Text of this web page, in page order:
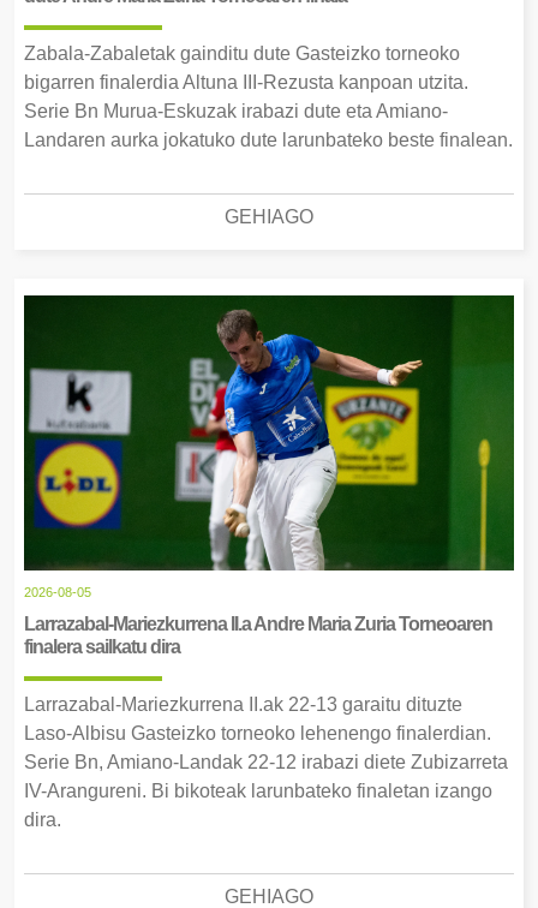
Zabala-Zabaletak gainditu dute Gasteizko torneoko
bigarren finalerdia Altuna III-Rezusta kanpoan utzita.
Serie Bn Murua-Eskuzak irabazi dute eta Amiano-
Landaren aurka jokatuko dute larunbateko beste finalean.
GEHIAGO
2026-08-05
Larrazabal-Mariezkurrena II.a Andre Maria Zuria Torneoaren
finalera sailkatu dira
Larrazabal-Mariezkurrena II.ak 22-13 garaitu dituzte
Laso-Albisu Gasteizko torneoko lehenengo finalerdian.
Serie Bn, Amiano-Landak 22-12 irabazi diete Zubizarreta
IV-Arangureni. Bi bikoteak larunbateko finaletan izango
dira.
GEHIAGO